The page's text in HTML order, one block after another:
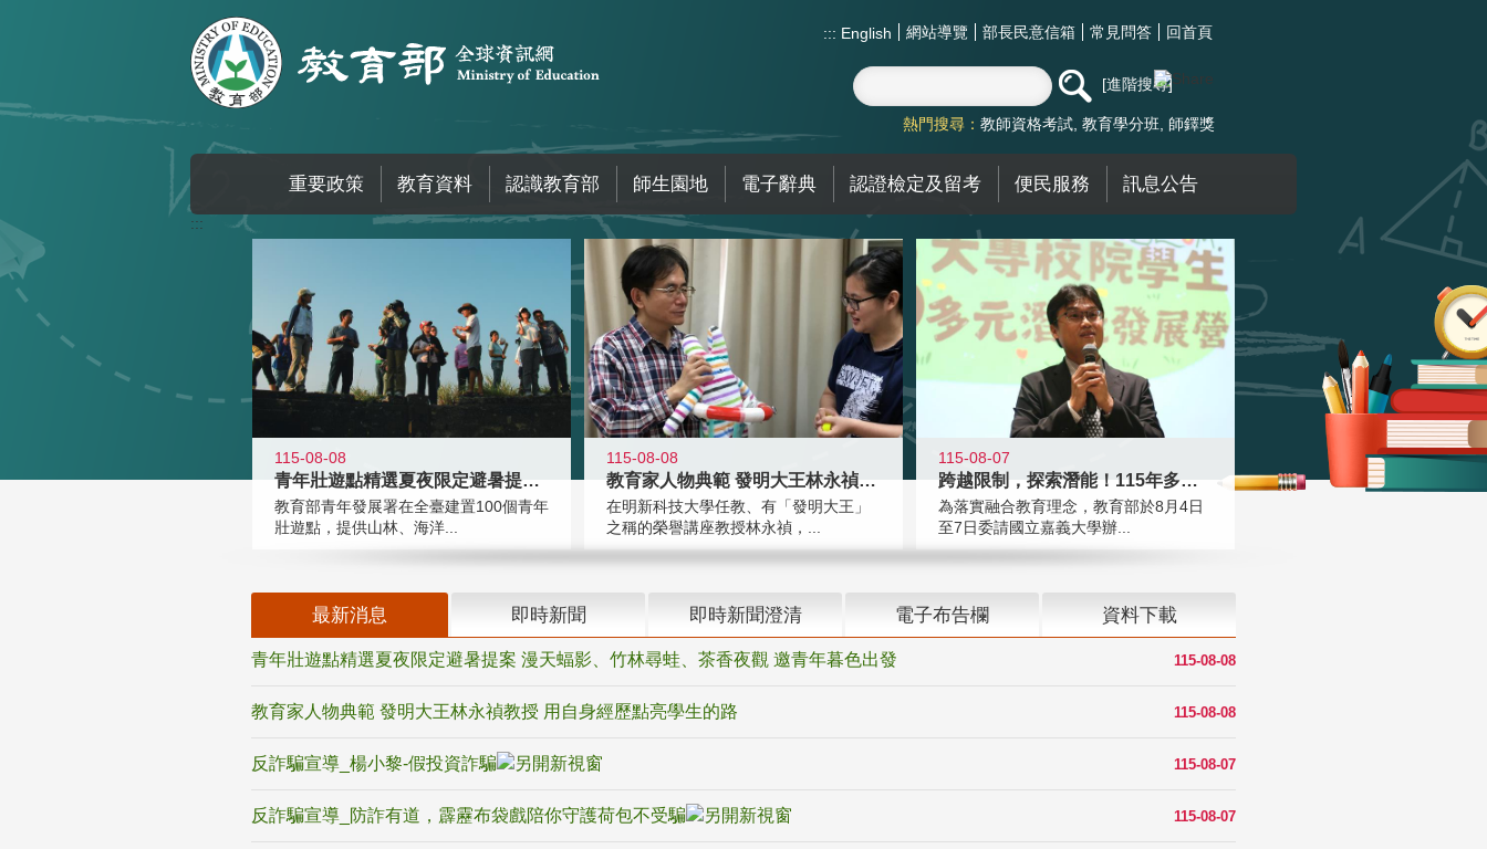
::: English 網站導覽 部長民意信箱 常見問答 回首頁
進階搜尋
熱門搜尋： 教師資格考試 教育學分班 師鐸獎
重要政策 教育資料 認識教育部 師生園地 電子辭典 認證檢定及留考 便民服務 訊息公告
:::
115-08-08
青年壯遊點精選夏夜限定避暑提案 漫
教育部青年發展署在全臺建置100個青年
壯遊點，提供山林、海洋...
115-08-08
教育家人物典範 發明大王林永禎教授
在明新科技大學任教、有「發明大王」
之稱的榮譽講座教授林永禎，...
115-08-07
跨越限制，探索潛能！115年多元潛
為落實融合教育理念，教育部於8月4日
至7日委請國立嘉義大學辦...
最新消息 即時新聞 即時新聞澄清 電子布告欄 資料下載
115-08-08
青年壯遊點精選夏夜限定避暑提案 漫天蝠影、竹林尋蛙、茶香夜觀 邀青年暮色出發
115-08-08
教育家人物典範 發明大王林永禎教授 用自身經歷點亮學生的路
115-08-07
反詐騙宣導_楊小黎-假投資詐騙
115-08-07
反詐騙宣導_防詐有道，霹靂布袋戲陪你守護荷包不受騙